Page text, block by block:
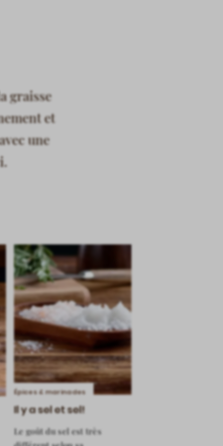
graisse
et
une
Épices & marinades
Il y a sel et sel!
Le goût du sel est très